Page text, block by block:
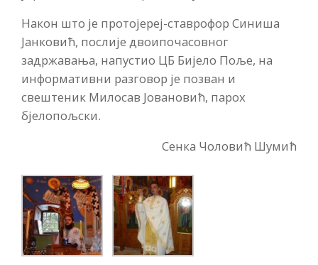
Након што је протојереј-ставрофор Синиша
Јанковић, послије двоипочасовног
задржавања, напустио ЦБ Бијело Поље, на
информативни разговор је позван и
свештеник Милосав Јовановић, парох
бјелопољски.
Сенка Чоловић Шумић